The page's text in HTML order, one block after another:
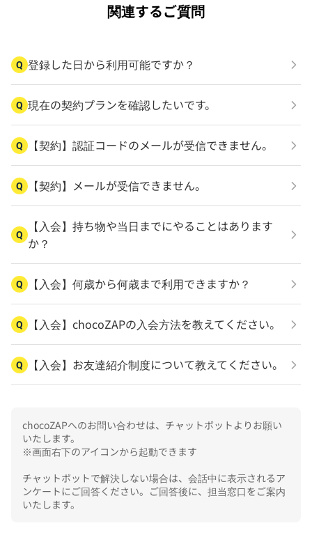
関連するご質問
Q 登録した日から利用可能ですか？
Q 現在の契約プランを確認したいです。
Q 【契約】認証コードのメールが受信できません。
Q 【契約】メールが受信できません。
Q
【入会】持ち物や当日までにやることはあります
か？
Q 【入会】何歳から何歳まで利用できますか？
Q 【入会】chocoZAPの入会方法を教えてください。
Q 【入会】お友達紹介制度について教えてください。
chocoZAPへのお問い合わせは、チャットボットよりお願い
いたします。
※画面右下のアイコンから起動できます
チャットボットで解決しない場合は、会話中に表示されるア
ンケートにご回答ください。ご回答後に、担当窓口をご案内
いたします。